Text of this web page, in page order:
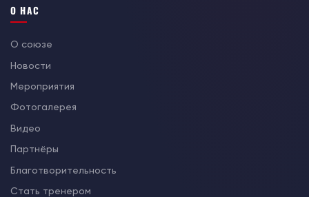
О НАС
О союзе
Новости
Мероприятия
Фотогалерея
Видео
Партнёры
Благотворительность
Стать тренером